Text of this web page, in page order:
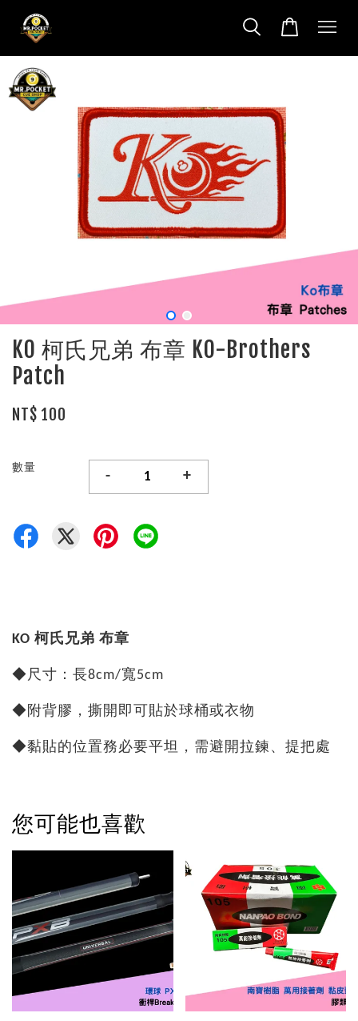
KO 柯氏兄弟 布章 KO-Brothers
Patch
NT$ 100
數量
- +
KO 柯氏兄弟 布章
◆尺寸：長8cm/寬5cm
◆附背膠，撕開即可貼於球桶或衣物
◆黏貼的位置務必要平坦，需避開拉鍊、提把處
您可能也喜歡